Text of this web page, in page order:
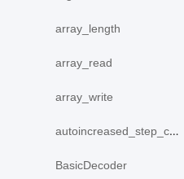
array_length
array_read
array_write
autoincreased_step_counter
BasicDecoder